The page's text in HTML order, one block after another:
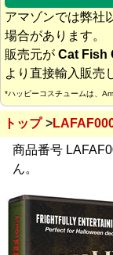
アマゾンでは弊社
場合があります。
販売元が Cat Fish
より直接輸入販売
*ハッピーコスチュームは、
トップ
商品番号
ん。